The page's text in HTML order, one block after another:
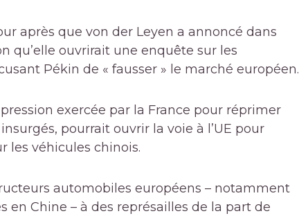
après que von der Leyen a annoncé dans
qu’elle ouvrirait une enquête sur les
Pékin de « fausser » le marché européen.
exercée par la France pour réprimer
pourrait ouvrir la voie à l’UE pour
les véhicules chinois.
automobiles européens – notamment
en Chine – à des représailles de la part de